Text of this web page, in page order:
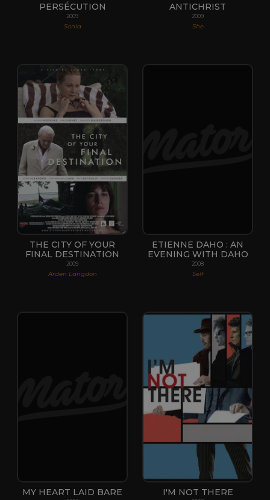
PERSÉCUTION
2009
Sonia
ANTICHRIST
2009
She
THE CITY OF YOUR
FINAL DESTINATION
2009
Arden Langdon
ETIENNE DAHO : AN
EVENING WITH DAHO
2008
Self
MY HEART LAID BARE I'M NOT THERE